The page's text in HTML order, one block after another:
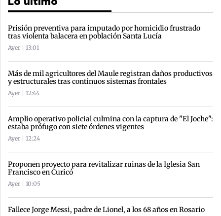
Lo último
Prisión preventiva para imputado por homicidio frustrado
tras violenta balacera en población Santa Lucía
Ayer | 13:01
Más de mil agricultores del Maule registran daños productivos
y estructurales tras continuos sistemas frontales
Ayer | 12:44
Amplio operativo policial culmina con la captura de "El Joche":
estaba prófugo con siete órdenes vigentes
Ayer | 12:24
Proponen proyecto para revitalizar ruinas de la Iglesia San
Francisco en Curicó
Ayer | 10:05
Fallece Jorge Messi, padre de Lionel, a los 68 años en Rosario